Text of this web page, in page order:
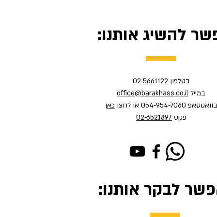
להשיג אותנו:
בטלפון 02-5661122
במייל office@barakhass.co.il
בוואטסאפ 054-954-7060 או לחצו
כאן
פקס 02-6521897
לבקר אותנו: